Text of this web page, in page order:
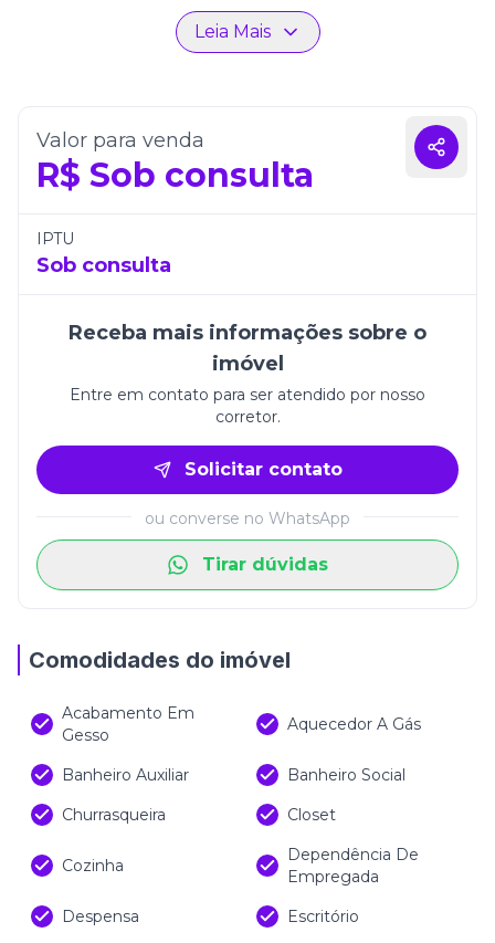
Localizada em uma das áreas mais valorizadas de
ideal para quem busca um estilo de vida elegante,
exclusivo e acolhedor.
Leia Mais
Valor para venda
R$ Sob consulta
IPTU
Sob consulta
Receba mais informações sobre o
imóvel
Entre em contato para ser atendido por nosso
corretor.
Solicitar contato
ou converse no WhatsApp
Tirar dúvidas
Comodidades do imóvel
Acabamento Em
Gesso
Aquecedor A Gás
Banheiro Auxiliar
Banheiro Social
Churrasqueira
Closet
Cozinha
Dependência De
Empregada
Despensa
Escritório